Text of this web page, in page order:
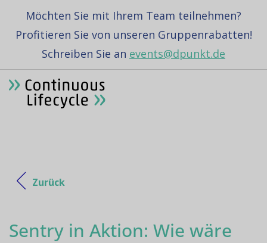
Möchten Sie mit Ihrem Team teilnehmen?
Profitieren Sie von unseren Gruppenrabatten!
Schreiben Sie an events@dpunkt.de
Zurück
Sentry in Aktion: Wie wäre